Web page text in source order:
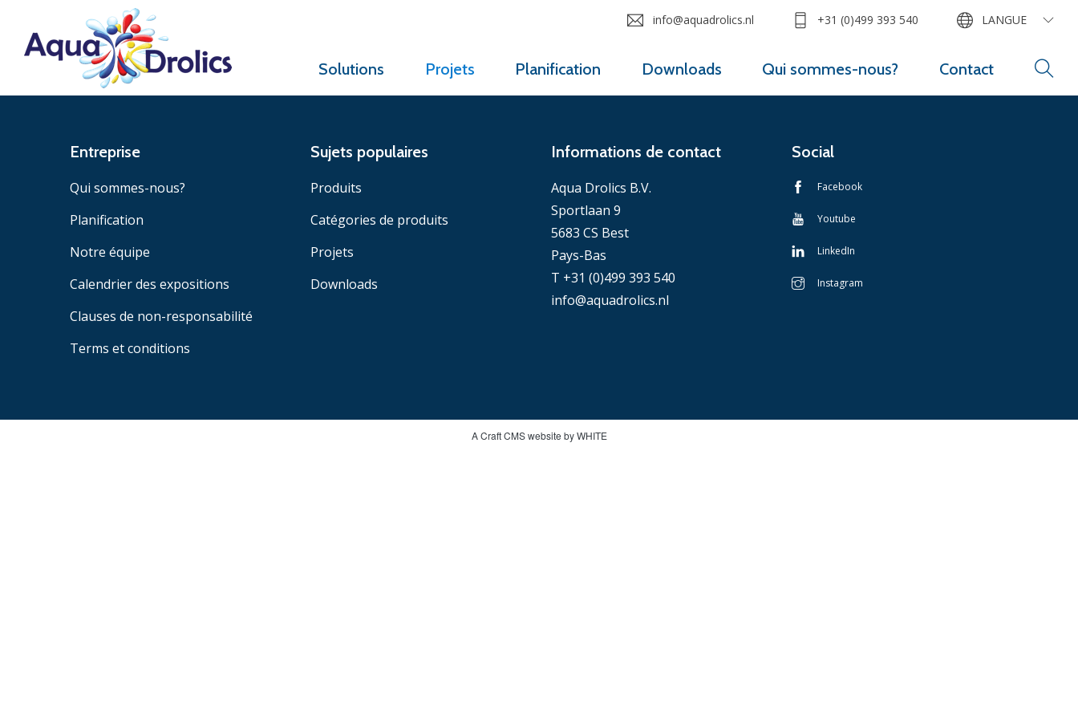
Solutions Projets Planification Downloads Qui sommes-nous? Contact
info@aquadrolics.nl +31 (0)499 393 540 LANGUE
Entreprise
Qui sommes-nous?
Planification
Notre équipe
Calendrier des expositions
Clauses de non-responsabilité
Terms et conditions
Sujets populaires
Produits
Catégories de produits
Projets
Downloads
Informations de contact
Aqua Drolics B.V.
Sportlaan 9
5683 CS Best
Pays-Bas
T +31 (0)499 393 540
info@aquadrolics.nl
Social
Facebook
Youtube
LinkedIn
Instagram
A Craft CMS website by WHITE